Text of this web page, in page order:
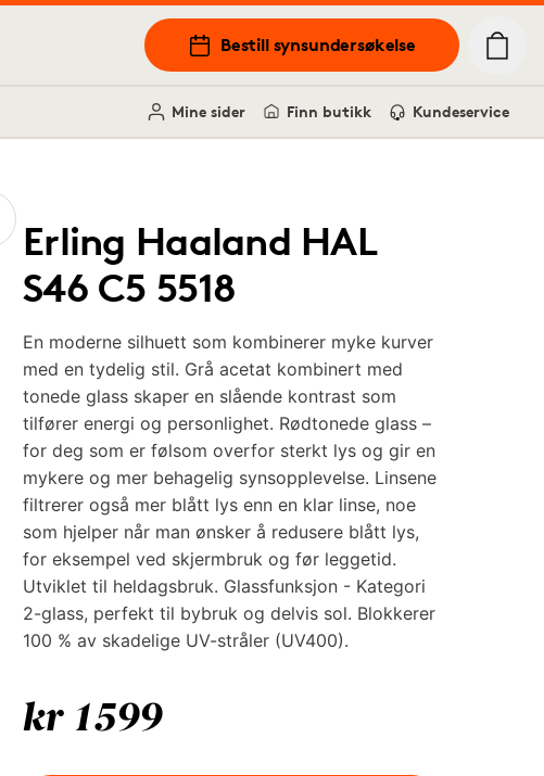
Bestill synsundersøkelse
Mine sider Finn butikk Kundeservice
Erling Haaland HAL
S46 C5 5518
En moderne silhuett som kombinerer myke kurver
med en tydelig stil. Grå acetat kombinert med
tonede glass skaper en slående kontrast som
tilfører energi og personlighet. Rødtonede glass –
for deg som er følsom overfor sterkt lys og gir en
mykere og mer behagelig synsopplevelse. Linsene
filtrerer også mer blått lys enn en klar linse, noe
som hjelper når man ønsker å redusere blått lys,
for eksempel ved skjermbruk og før leggetid.
Utviklet til heldagsbruk. Glassfunksjon - Kategori
2-glass, perfekt til bybruk og delvis sol. Blokkerer
100 % av skadelige UV-stråler (UV400).
kr 1599